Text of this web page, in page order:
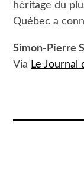
héritage du
Québec a
Simon-Pierre
Via Le Journal